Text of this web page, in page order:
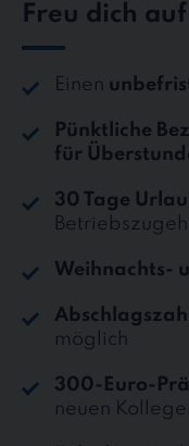
Freu dich auf
Einen
Pünktliche
für
30 Tage
Weihnachts-
möglich
300-Euro-
neuen